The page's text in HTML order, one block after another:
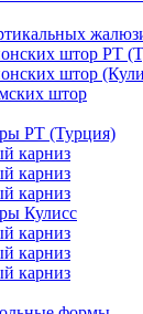
штор РТ
штор
штор
РТ (Турция)
карниз
карниз
карниз
Кулисс
карниз
карниз
карниз